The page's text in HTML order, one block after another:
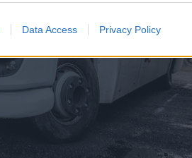
Data Access Privacy Policy